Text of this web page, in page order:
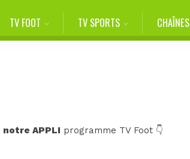
TV FOOT TV SPORTS CHAÎNES
notre APPLI programme TV Foot 👇